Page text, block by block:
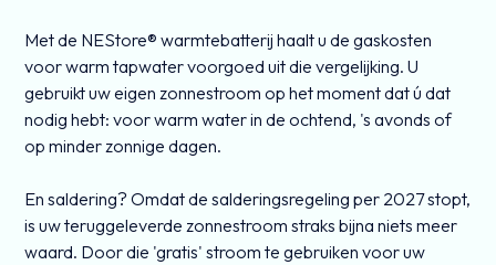
Met de NEStore® warmtebatterij haalt u de gaskosten
voor warm tapwater voorgoed uit die vergelijking. U
gebruikt uw eigen zonnestroom op het moment dat ú dat
nodig hebt: voor warm water in de ochtend, 's avonds of
op minder zonnige dagen.
En saldering? Omdat de salderingsregeling per 2027 stopt,
is uw teruggeleverde zonnestroom straks bijna niets meer
waard. Door die 'gratis' stroom te gebruiken voor uw